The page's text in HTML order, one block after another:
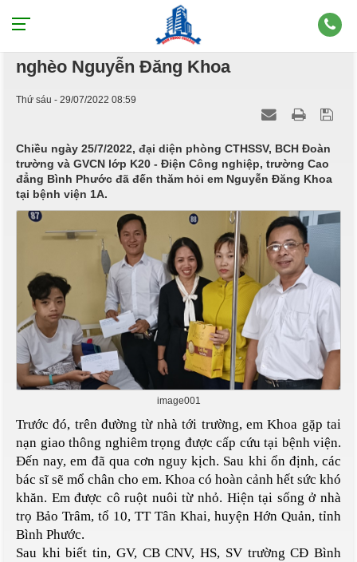
Thăm hỏi, động viên kịp thời học trò
nghèo Nguyễn Đăng Khoa
Thứ sáu - 29/07/2022 08:59
Chiều ngày 25/7/2022, đại diện phòng CTHSSV, BCH Đoàn
trường và GVCN lớp K20 - Điện Công nghiệp, trường Cao
đẳng Bình Phước đã đến thăm hỏi em Nguyễn Đăng Khoa
tại bệnh viện 1A.
image001
Trước đó, trên đường từ nhà tới trường, em Khoa gặp tai
nạn giao thông nghiêm trọng được cấp cứu tại bệnh viện.
Đến nay, em đã qua cơn nguy kịch. Sau khi ổn định, các
bác sĩ sẽ mổ chân cho em. Khoa có hoàn cảnh hết sức khó
khăn. Em được cô ruột nuôi từ nhỏ. Hiện tại sống ở nhà
trọ Bảo Trâm, tổ 10, TT Tân Khai, huyện Hớn Quản, tỉnh
Bình Phước.
Sau khi biết tin, GV, CB CNV, HS, SV trường CĐ Bình